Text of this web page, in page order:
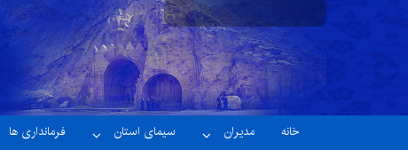
نسخه آزمایشی
خانه مدیران سیمای استان فرمانداری ها